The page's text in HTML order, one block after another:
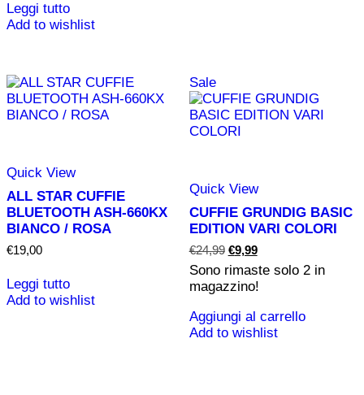
era:
€39,99.€14,99.
Leggi tutto
Add to wishlist
Quick View
ALL STAR CUFFIE
BLUETOOTH ASH-660KX
BIANCO / ROSA
€19,00
Leggi tutto
Add to wishlist
Sale
Quick View
CUFFIE GRUNDIG BASIC
EDITION VARI COLORI
€24,99 Il
prezzo
originale
era:
€9,99Il
prezzo
attuale
è:
Sono rimaste solo 2in
magazzino!
Aggiungi al carrello
Add to wishlist